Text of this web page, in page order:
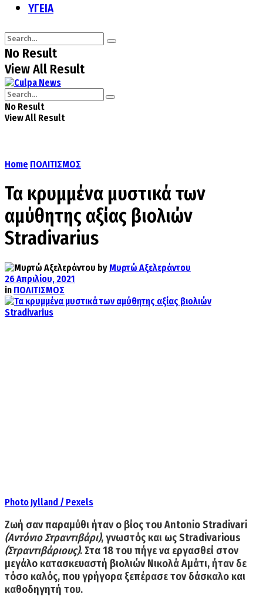
ΥΓΕΙΑ
No Result
View All Result
No Result
View All Result
Home ΠΟΛΙΤΙΣΜΟΣ
Τα κρυμμένα μυστικά των
αμύθητης αξίας βιολιών
Stradivarius
by Μυρτώ Αξελεράντου
26 Απριλίου, 2021
in ΠΟΛΙΤΙΣΜΟΣ
Photo Jylland / Pexels
Ζωή σαν παραμύθι ήταν ο βίος τουAntonio Stradivari
(Αντόνιο Στραντιβάρι), γνωστός και ωςStradivarious
(Στραντιβάριους). Στα 18 του πήγε να εργασθεί στον
μεγάλο κατασκευαστή βιολιών Νικολά Αμάτι, ήταν δε
τόσο καλός, που γρήγορα ξεπέρασε τον δάσκαλο και
καθοδηγητή του.